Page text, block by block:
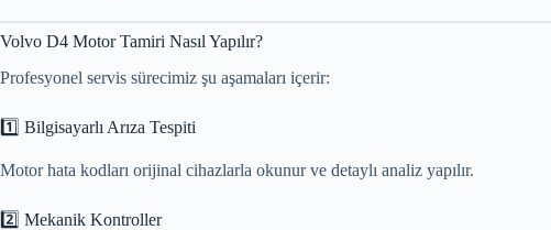
Volvo D4 Motor Tamiri Nasıl Yapılır?
Profesyonel servis sürecimiz şu aşamaları içerir:
1️⃣ Bilgisayarlı Arıza Tespiti
Motor hata kodları orijinal cihazlarla okunur ve detaylı analiz yapılır.
2️⃣ Mekanik Kontroller